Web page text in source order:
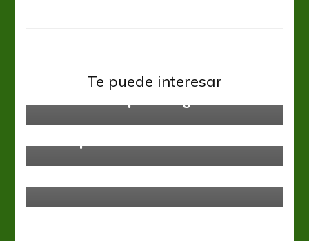
Te puede interesar
La Liga: Messi frotó la lámpara y